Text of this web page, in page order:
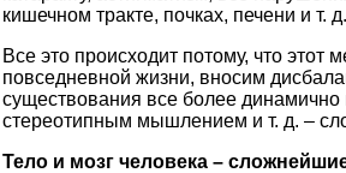
кишечном тракте, почках, печени и т.
Все это происходит потому, что
повседневной жизни, вносим
существования все более
стереотипным мышлением и т. д. –
Тело и мозг человека –